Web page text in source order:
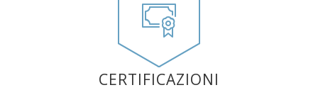
CERTIFICAZIONI